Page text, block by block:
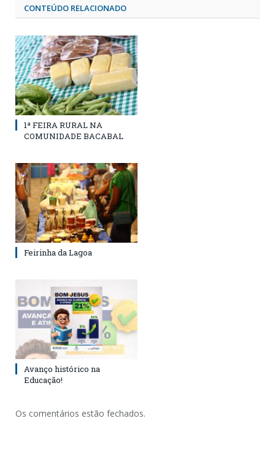
CONTEÚDO RELACIONADO
1ª FEIRA RURAL NA
COMUNIDADE BACABAL
Feirinha da Lagoa
Avanço histórico na
Educação!
Os comentários estão fechados.